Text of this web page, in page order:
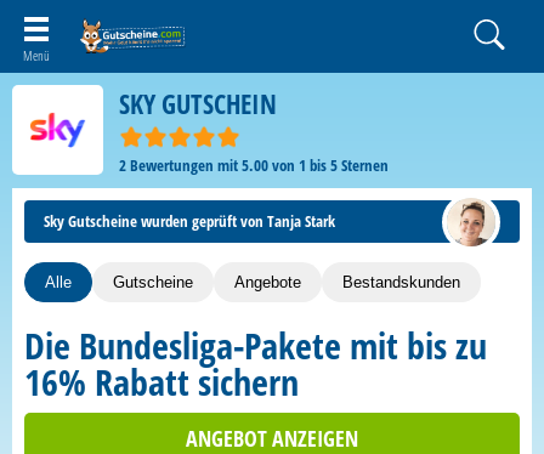
SKY GUTSCHEIN
2Bewertungen mit5.00von 1 bis5Sternen
Sky Gutscheine wurden geprüft von Tanja Stark
Alle Gutscheine Angebote Bestandskunden
Die Bundesliga-Pakete mit bis zu
16% Rabatt sichern
ANGEBOT ANZEIGEN